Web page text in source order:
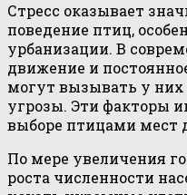
Стресс оказывает
поведение птиц,
урбанизации. В
движение и
могут вызывать у
угрозы. Эти факторы
выборе птицами мест
По мере увеличения
роста численности